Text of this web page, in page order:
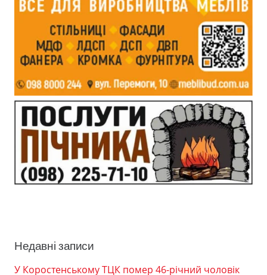
Недавні записи
У Коростенському ТЦК помер 46-річний чоловік